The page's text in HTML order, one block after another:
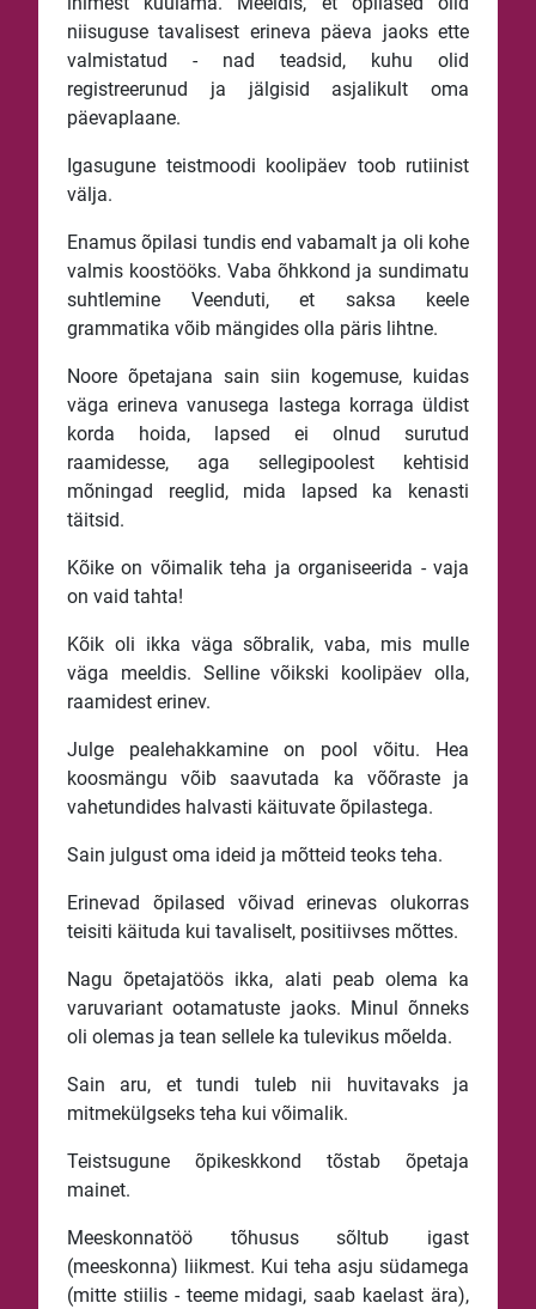
niisuguse tavalisest erineva päeva jaoks ette
valmistatud - nad teadsid, kuhu olid
registreerunud ja jälgisid asjalikult oma
päevaplaane.
Igasugune teistmoodi koolipäev toob rutiinist
välja.
Enamus õpilasi tundis end vabamalt ja oli kohe
valmis koostööks. Vaba õhkkond ja sundimatu
suhtlemine Veenduti, et saksa keele
grammatika võib mängides olla päris lihtne.
Noore õpetajana sain siin kogemuse, kuidas
väga erineva vanusega lastega korraga üldist
korda hoida, lapsed ei olnud surutud
raamidesse, aga sellegipoolest kehtisid
mõningad reeglid, mida lapsed ka kenasti
täitsid.
Kõike on võimalik teha ja organiseerida - vaja
on vaid tahta!
Kõik oli ikka väga sõbralik, vaba, mis mulle
väga meeldis. Selline võikski koolipäev olla,
raamidest erinev.
Julge pealehakkamine on pool võitu. Hea
koosmängu võib saavutada ka võõraste ja
vahetundides halvasti käituvate õpilastega.
Sain julgust oma ideid ja mõtteid teoks teha.
Erinevad õpilased võivad erinevas olukorras
teisiti käituda kui tavaliselt, positiivses mõttes.
Nagu õpetajatöös ikka, alati peab olema ka
varuvariant ootamatuste jaoks. Minul õnneks
oli olemas ja tean sellele ka tulevikus mõelda.
Sain aru, et tundi tuleb nii huvitavaks ja
mitmekülgseks teha kui võimalik.
Teistsugune õpikeskkond tõstab õpetaja
mainet.
Meeskonnatöö tõhusus sõltub igast
(meeskonna) liikmest. Kui teha asju südamega
(mitte stiilis - teeme midagi, saab kaelast ära),